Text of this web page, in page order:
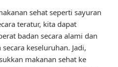
sehat seperti sayuran
teratur, kita dapat
badan secara alami dan
keseluruhan. Jadi,
makanan sehat ke